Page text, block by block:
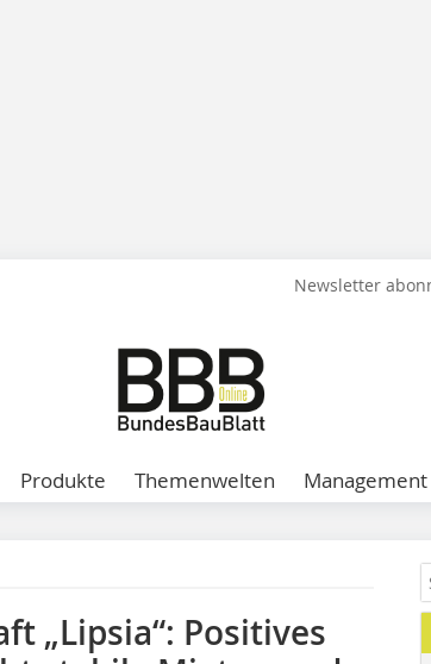
Newsletter
Produkte Themenwelten
„Lipsia“: Positives